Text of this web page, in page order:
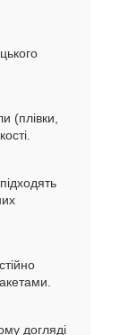
(плівки,
догляді